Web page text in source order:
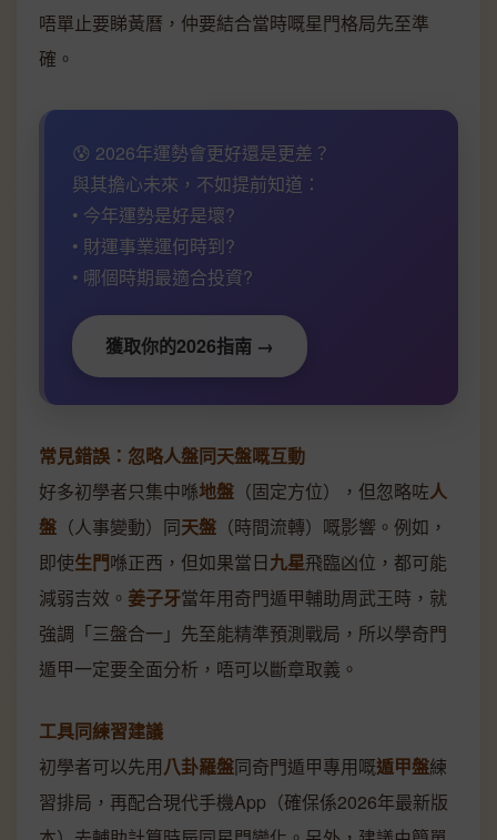
唔單止要睇黃曆，仲要結合當時嘅星門格局先至準
確。
😰 2026年運勢會更好還是更差？
與其擔心未來，不如提前知道：
• 今年運勢是好是壞?
• 財運事業運何時到?
• 哪個時期最適合投資?
獲取你的2026指南 →
常見錯誤：忽略人盤同天盤嘅互動
好多初學者只集中喺地盤 （固定方位），但忽略咗人
盤 （人事變動）同天盤 （時間流轉）嘅影響。例如，
即使生門喺正西，但如果當日九星飛臨凶位，都可能
減弱吉效。 姜子牙當年用奇門遁甲輔助周武王時，就
強調「三盤合一」先至能精準預測戰局，所以學奇門
遁甲一定要全面分析，唔可以斷章取義。
工具同練習建議
初學者可以先用八卦羅盤同奇門遁甲專用嘅遁甲盤練
習排局，再配合現代手機App（確保係2026年最新版